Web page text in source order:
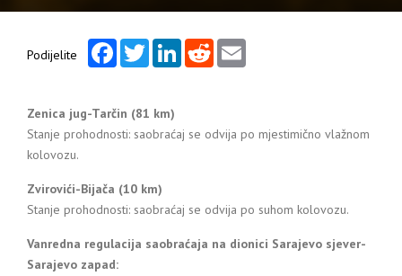
Podijelite
FacebookTwitterLinkedInReddit
Zenica jug-Tarčin (81 km)
Stanje prohodnosti: saobraćaj se odvija po mjestimično vlažnom
kolovozu.
Zvirovići-Bijača (10 km)
Stanje prohodnosti: saobraćaj se odvija po suhom kolovozu.
Vanredna regulacija saobraćaja na dionici Sarajevo sjever-
Sarajevo zapad: